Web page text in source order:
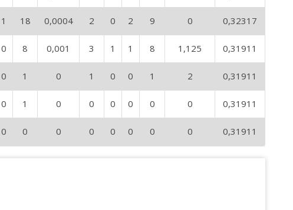
1 18 0,0004 2 0 2 9 0 0,32317
0 8 0,001 3 1 1 8 1,125 0,31911
0 1 0 1 0 0 1 2 0,31911
0 1 0 0 0 0 0 0 0,31911
0 0 0 0 0 0 0 0 0,31911